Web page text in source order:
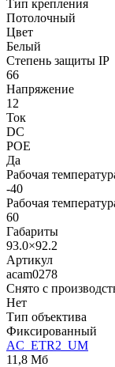
Тип крепления
Потолочный
Цвет
Белый
Степень защиты IP
66
Напряжение
12
Ток
DC
POE
Да
Рабочая
-40
Рабочая
60
Габариты
93.0×92.2
Артикул
acam0278
Снято с
Нет
Тип объектива
Фиксированный
AC_ETR2_UM
11,8 Мб